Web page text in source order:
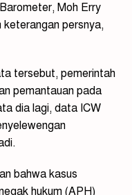
Moh Erry
persnya,
tersebut, pemerintah
pemantauan pada
dia lagi, data ICW
bahwa kasus
hukum (APH)